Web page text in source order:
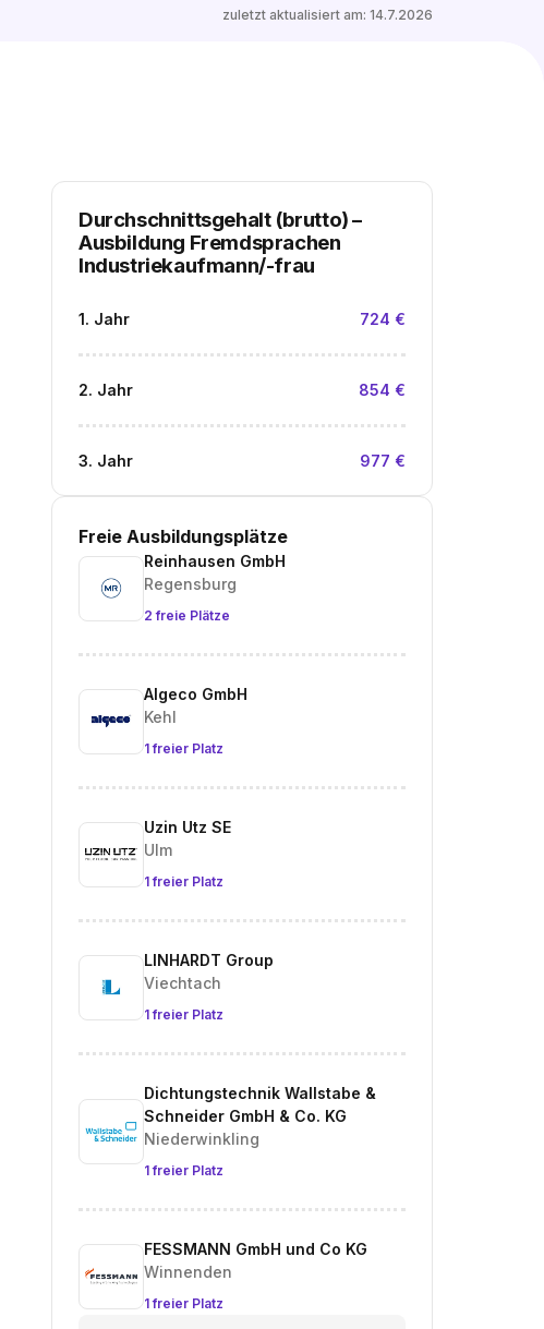
zuletzt aktualisiert am: 14.7.2026
Durchschnittsgehalt (brutto)–
Ausbildung Fremdsprachen
Industriekaufmann/-frau
1. Jahr 724 €
2. Jahr 854 €
3. Jahr 977 €
Freie Ausbildungsplätze
Reinhausen GmbH
Regensburg
2 freie Plätze
Algeco GmbH
Kehl
1 freier Platz
Uzin Utz SE
Ulm
1 freier Platz
LINHARDT Group
Viechtach
1 freier Platz
Dichtungstechnik Wallstabe &
Schneider GmbH & Co. KG
Niederwinkling
1 freier Platz
FESSMANN GmbH und Co KG
Winnenden
1 freier Platz